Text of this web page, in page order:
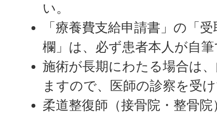
い。
「療養費支給申請書」の「
欄」は、必ず患者本人が自
施術が長期にわたる場合は
ますので、医師の診察を受
柔道整復師（接骨院・整骨